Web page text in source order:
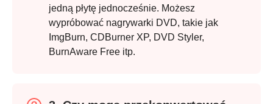
jedną płytę jednocześnie. Możesz
wypróbować nagrywarki DVD, takie jak
ImgBurn, CDBurner XP, DVD Styler,
BurnAware Free itp.